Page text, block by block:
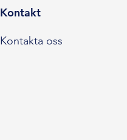
Kontakt
Kontakta oss